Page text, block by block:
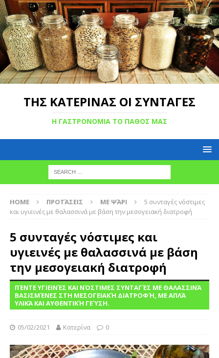
ΤΗΣ ΚΑΤΕΡΙΝΑΣ ΟΙ ΣΥΝΤΑΓΕΣ
Η ΓΑΣΤΡΟΝΟΜΙΑ ΤΟ ΠΑΘΟΣ ΜΑΣ
HOME ΠΡΟΤΆΣΕΙΣ ΜΕ ΨΆΡΙ
5 συνταγές νόστιμες
και υγιεινές με θαλασσινά με βάση την μεσογειακή διατροφή
5 συνταγές νόστιμες και
υγιεινές με θαλασσινά με βάση
την μεσογειακή διατροφή
ΠΈΝΤΕ ΥΓΙΕΙΝΈΣ ΚΑΙ ΝΌΣΤΙΜΕΣ ΣΥΝΤΑΓΈΣ ΜΕ ΘΑΛΑΣΣΙΝΆ
ΒΑΣΙΣΜΈΝΕΣ ΣΤΗ ΜΕΣΟΓΕΙΑΚΉ ΔΙΑΤΡΟΦΉ, ΜΕ ΑΠΛΆ
ΥΛΙΚΆ ΚΑΙ ΑΥΘΕΝΤΙΚΉ ΓΕΎΣΗ.
05/02/2021 Κατερίνα 0